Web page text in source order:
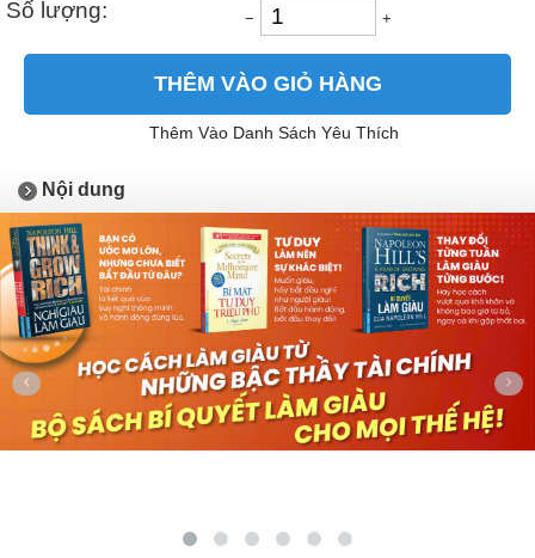
Số lượng:
− +
THÊM VÀO GIỎ HÀNG
Thêm Vào Danh Sách Yêu Thích
Nội dung